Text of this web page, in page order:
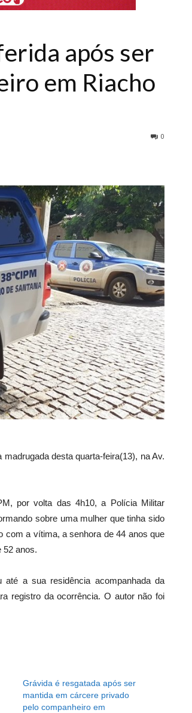
após ser
em Riacho
0
desta quarta-feira(13), na Av.
por volta das 4h10, a Polícia Militar
sobre uma mulher que tinha sido
a vítima, a senhora de 44 anos que
52 anos.
a sua residência acompanhada da
registro da ocorrência. O autor não foi
Grávida é resgatada após ser
mantida em cárcere privado
pelo companheiro em